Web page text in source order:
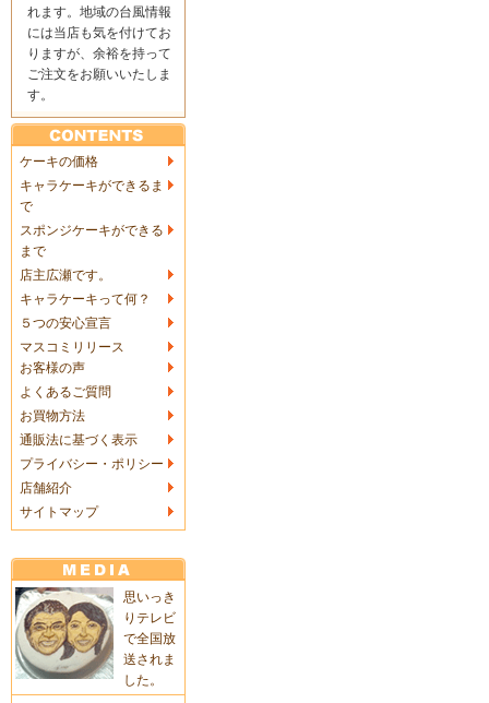
れます。地域の台風情報
には当店も気を付けてお
りますが、余裕を持って
ご注文をお願いいたしま
す。
ケーキの価格
キャラケーキができるま
で
スポンジケーキができる
まで
店主広瀬です。
キャラケーキって何？
５つの安心宣言
マスコミリリース
お客様の声
よくあるご質問
お買物方法
通販法に基づく表示
プライバシー・ポリシー
店舗紹介
サイトマップ
思いっき
りテレビ
で全国放
送されま
した。